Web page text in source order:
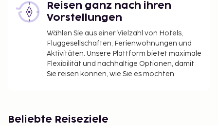
Reisen ganz nach ihren
Vorstellungen
Wählen Sie aus einer Vielzahl von Hotels,
Fluggesellschaften, Ferienwohnungen und
Aktivitäten. Unsere Plattform bietet maximale
Flexibilität und nachhaltige Optionen, damit
Sie reisen können, wie Sie es möchten.
Beliebte Reiseziele